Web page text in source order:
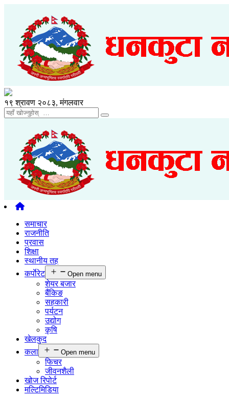
१९ श्रावण २०८३, मंगलवार
समाचार
राजनीति
प्रवास
शिक्षा
स्थानीय तह
कर्पाेरेट
Open menu
शेयर बजार
बैंकिङ
सहकारी
पर्यटन
उद्योग
कृषि
खेलकुद
कला
Open menu
फिचर
जीवनशैली
खोज रिपोर्ट
मल्टिमिडिया